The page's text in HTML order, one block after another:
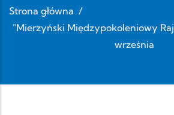
Strona główna /
"Mierzyński Międzypokoleniowy
września